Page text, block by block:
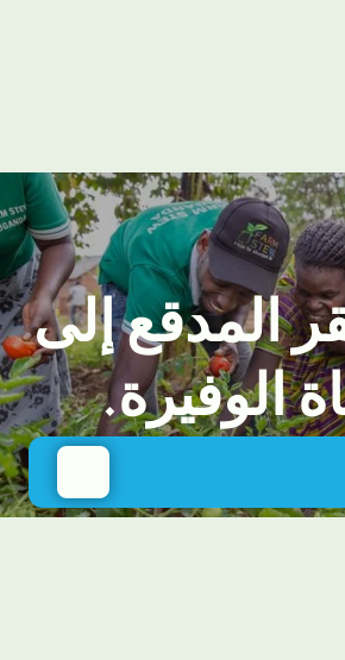
المدقع إلى
الوفيرة.